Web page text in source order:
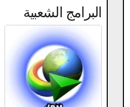
البرامج الشعبية